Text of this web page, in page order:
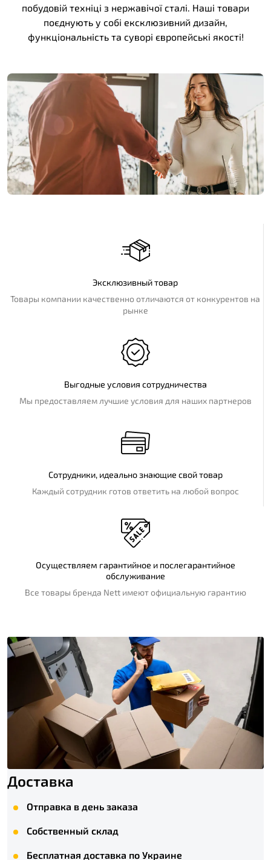
побудовій техніці з нержавічої сталі. Наші товари
поєднують у собі ексклюзивний дизайн,
функціональність та суворі європейські якості!
Эксклюзивный товар
Товары компании качественно отличаются от конкурентов на
рынке
Выгодные условия сотрудничества
Мы предоставляем лучшие условия для наших партнеров
Сотрудники, идеально знающие свой товар
Каждый сотрудник готов ответить на любой вопрос
Осуществляем гарантийное и послегарантийное
обслуживание
Все товары бренда Nett имеют официальную гарантию
Доставка
Отправка в день заказа
Собственный склад
Бесплатная доставка по Украине